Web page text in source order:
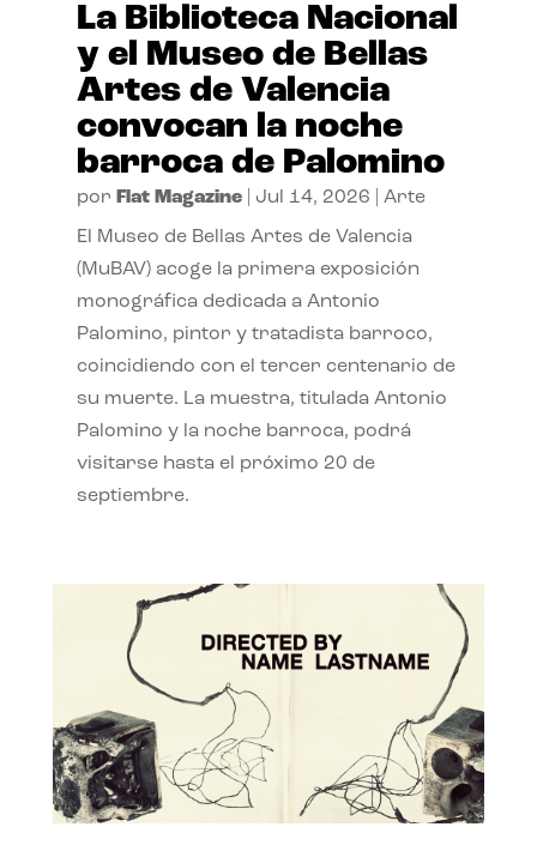
La Biblioteca Nacional
y el Museo de Bellas
Artes de Valencia
convocan la noche
barroca de Palomino
por Flat Magazine| Jul 14, 2026 Arte
El Museo de Bellas Artes de Valencia
(MuBAV) acoge la primera exposición
monográfica dedicada a Antonio
Palomino, pintor y tratadista barroco,
coincidiendo con el tercer centenario de
su muerte. La muestra, titulada Antonio
Palomino y la noche barroca, podrá
visitarse hasta el próximo 20 de
septiembre.